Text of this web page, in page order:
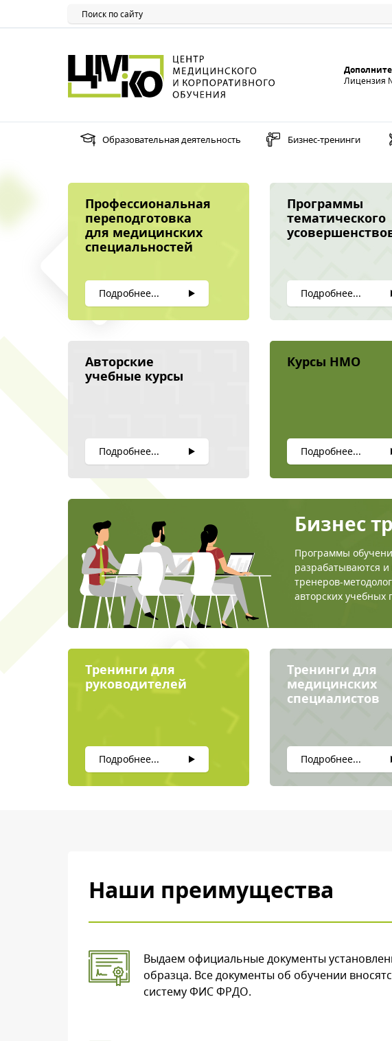
Лицензия
Образовательная деятельность Бизнес-тренинги
Профессиональная
переподготовка
для медицинских
специальностей
Подробнее...
Программы
тематического
Подробнее...
Авторские
учебные курсы
Подробнее...
Курсы НМО
Подробнее...
Бизнес
Программы
разрабатываются
тренеров-
авторских
Тренинги для
руководителей
Подробнее...
Тренинги для
медицинских
специалистов
Подробнее...
Наши преимущества
Выдаем официальные документы
образца. Все документы об обучении
систему ФИС ФРДО.